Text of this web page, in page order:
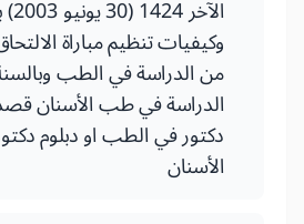
وكيفيات تنظيم مباراة
من الدراسة في الطب
الدراسة في طب الأسنان
دكتور في الطب او دبلوم
الأسنان